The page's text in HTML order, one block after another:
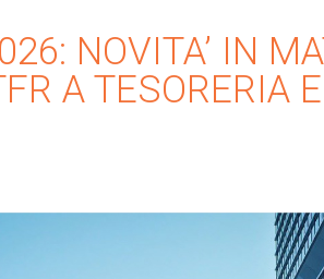
NOVITA’ IN
A TESORERIA